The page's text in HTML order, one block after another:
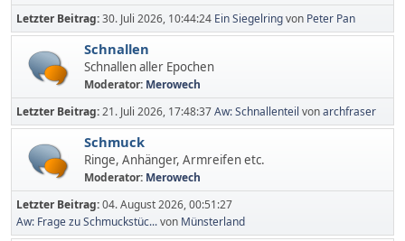
Letzter Beitrag:30. Juli 2026, 10:44:24 Ein Siegelringvon Peter Pan
Schnallen
Schnallen aller Epochen
Moderator: Merowech
Letzter Beitrag:21. Juli 2026, 17:48:37Aw: Schnallenteil vonarchfraser
Schmuck
Ringe, Anhänger, Armreifen etc.
Moderator: Merowech
Letzter Beitrag:04. August 2026, 00:51:27
Aw: Frage zu Schmuckstüc...von Münsterland